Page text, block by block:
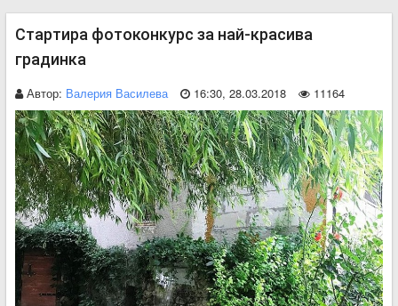
Стартира фотоконкурс за най-красива
градинка
Автор: Валерия Василева 16:30, 28.03.2018 11164